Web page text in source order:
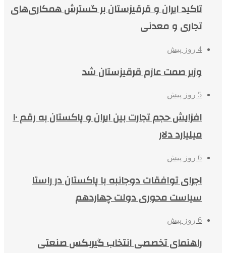
تاکید ایران و قرقیزستان بر گسترش همکاری‌های
تجاری و معدنی
4 روز پیش
وزیر صمت عازم قرقیزستان شد
5 روز پیش
افزایش حجم تجارت بین ایران و پاکستان به رقم ۱۰
میلیارد دلار
6 روز پیش
اجرای توافقات دوجانبه با پاکستان در راستا
سیاست محوری دولت چهاردهم
6 روز پیش
راهنمای تخصصی انتخاب گیربکس صنعتی